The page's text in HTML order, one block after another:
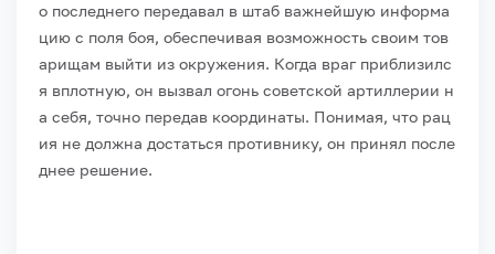
о последнего передавал в штаб важнейшую информа
цию с поля боя, обеспечивая возможность своим тов
арищам выйти из окружения. Когда врагприблизилс
я вплотную, он вызвал огонь советской артиллерии н
а себя, точно передав координаты. Понимая, что рац
ия не должна достаться противнику, он принял после
днее решение.